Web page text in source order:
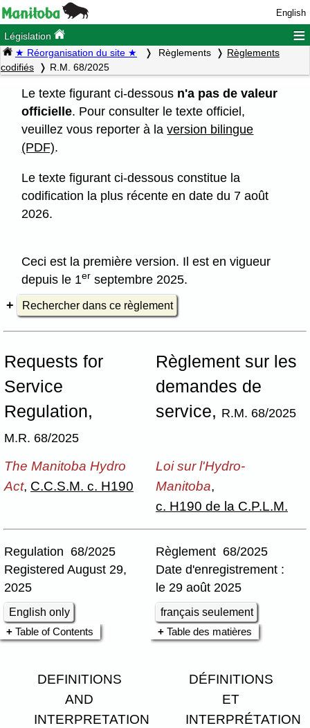
English
Législation ≡
★ Réorganisation du site ★ Règlements
Règlements
codifiés
R.M. 68/2025
Le texte figurant ci-dessous n'a pas de valeur
officielle. Pour consulter le texte officiel,
veuillez vous reporter à laversion bilingue
(PDF).
Le texte figurant ci-dessous constitue la
codification la plus récente en date du 7 août
2026.
Ceci est la première version. Il est en vigueur
depuis le 1er septembre 2025.
Rechercher dans ce règlement
Requests for
Service
Regulation,
M.R. 68/2025
Règlement sur les
demandes de
service, R.M. 68/2025
The Manitoba Hydro
Act, C.C.S.M. c. H190
Loi sur l'Hydro-
Manitoba,
c. H190 de la C.P.L.M.
Regulation 68/2025
Registered August 29,
2025
English only
Règlement 68/2025
Date d'enregistrement :
le 29 août 2025
français seulement
Table of Contents
Table des matières
DEFINITIONS
AND
INTERPRETATION
DÉFINITIONS
ET
INTERPRÉTATION